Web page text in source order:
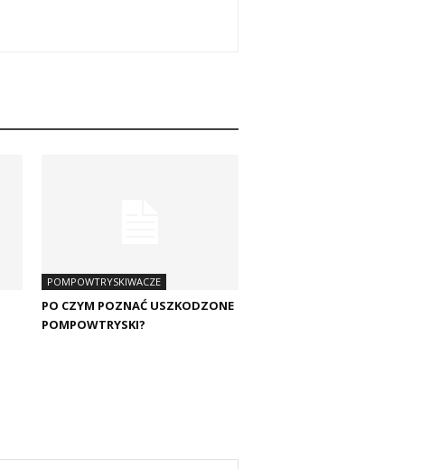
POMPOWTRYSKIWACZE
PO CZYM POZNAĆ USZKODZONE
POMPOWTRYSKI?